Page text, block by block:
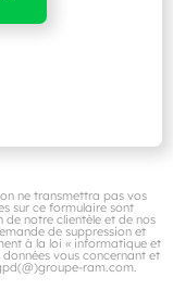
ne transmettra pas vos
sur ce formulaire sont
notre clientèle et de nos
de suppression et
à la loi « informatique et
vous concernant et
ram.com.